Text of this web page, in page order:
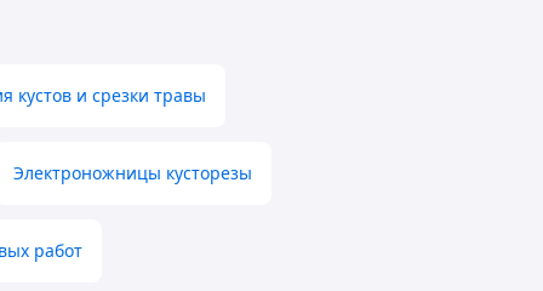
кустов и срезки травы
Электроножницы кусторезы
работ